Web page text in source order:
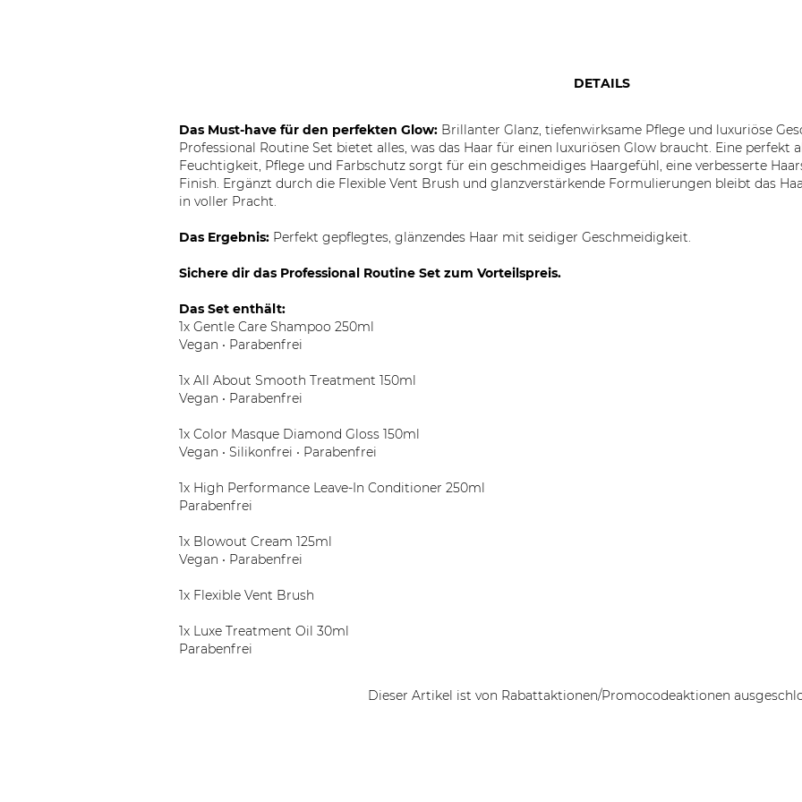
DETAILS
Das Must-have für den perfekten Glow: Brillanter Glanz, tiefenwirksame Pflege und luxuriöse
Professional Routine Set bietet alles, was das Haar für einen luxuriösen Glow braucht. Eine
Feuchtigkeit, Pflege und Farbschutz sorgt für ein geschmeidiges Haargefühl, eine verbesserte
Finish. Ergänzt durch die Flexible Vent Brush und glanzverstärkende Formulierungen bleibt das
in voller Pracht.
Das Ergebnis: Perfekt gepflegtes, glänzendes Haar mit seidiger Geschmeidigkeit.
Sichere dir das Professional Routine Set zum Vorteilspreis.
Das Set enthält:
1x Gentle Care Shampoo 250ml
Vegan • Parabenfrei
1x All About Smooth Treatment 150ml
Vegan • Parabenfrei
1x Color Masque Diamond Gloss 150ml
Vegan • Silikonfrei • Parabenfrei
1x High Performance Leave-In Conditioner 250ml
Parabenfrei
1x Blowout Cream 125ml
Vegan • Parabenfrei
1x Flexible Vent Brush
1x Luxe Treatment Oil 30ml
Parabenfrei
Dieser Artikel ist von Rabattaktionen/Promocodeaktionen